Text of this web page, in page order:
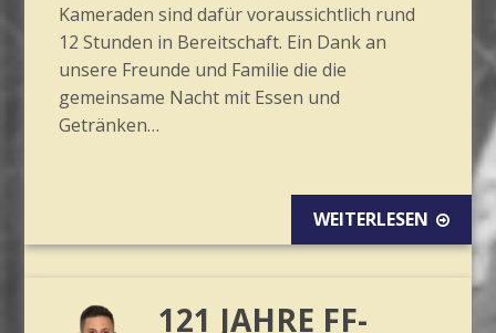
Kameraden sind dafür voraussichtlich rund
12 Stunden in Bereitschaft. Ein Dank an
unsere Freunde und Familie die die
gemeinsame Nacht mit Essen und
Getränken…
WEITERLESEN
121 JAHRE FF-